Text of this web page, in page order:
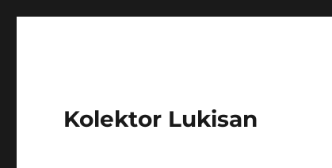
Kolektor Lukisan